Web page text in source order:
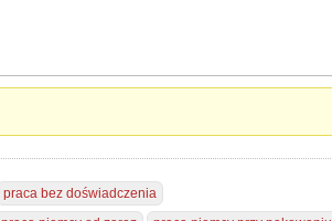
praca bez doświadczenia